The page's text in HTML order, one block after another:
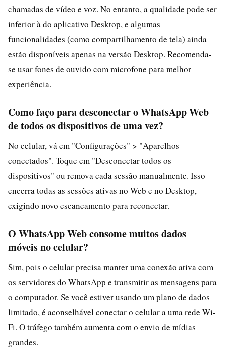
chamadas de vídeo e voz. No entanto, a qualidade pode ser
inferior à do aplicativo Desktop, e algumas
funcionalidades (como compartilhamento de tela) ainda
estão disponíveis apenas na versão Desktop. Recomenda-
se usar fones de ouvido com microfone para melhor
experiência.
Como faço para desconectar o WhatsApp Web
de todos os dispositivos de uma vez?
No celular, vá em "Configurações" > "Aparelhos
conectados". Toque em "Desconectar todos os
dispositivos" ou remova cada sessão manualmente. Isso
encerra todas as sessões ativas no Web e no Desktop,
exigindo novo escaneamento para reconectar.
O WhatsApp Web consome muitos dados
móveis no celular?
Sim, pois o celular precisa manter uma conexão ativa com
os servidores do WhatsApp e transmitir as mensagens para
o computador. Se você estiver usando um plano de dados
limitado, é aconselhável conectar o celular a uma rede Wi-
Fi. O tráfego também aumenta com o envio de mídias
grandes.